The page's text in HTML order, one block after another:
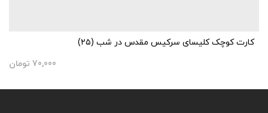
کارت کوچک کلیسای سرکیس مقدس در شب (۲۵)
70,000 تومان